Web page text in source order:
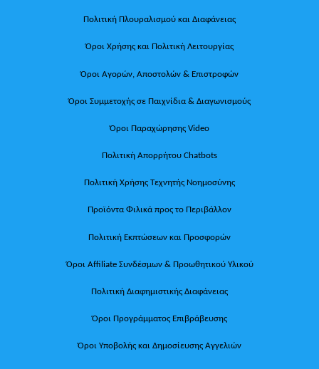
Πολιτική Πλουραλισμού και Διαφάνειας
Όροι Χρήσης και Πολιτική Λειτουργίας
Όροι Αγορών, Αποστολών & Επιστροφών
Όροι Συμμετοχής σε Παιχνίδια & Διαγωνισμούς
Όροι Παραχώρησης Video
Πολιτική Απορρήτου Chatbots
Πολιτική Χρήσης Τεχνητής Νοημοσύνης
Προϊόντα Φιλικά προς το Περιβάλλον
Πολιτική Εκπτώσεων και Προσφορών
Όροι Affiliate Συνδέσμων & Προωθητικού Υλικού
Πολιτική Διαφημιστικής Διαφάνειας
Όροι Προγράμματος Επιβράβευσης
Όροι Υποβολής και Δημοσίευσης Αγγελιών